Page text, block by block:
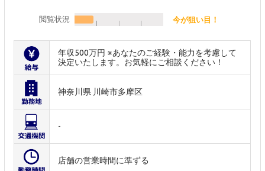
閲覧状況 今が狙い目！
年収500万円 ※あなたのご経験・能力を考慮して
決定いたします。お気軽にご相談ください！
神奈川県 川崎市多摩区
-
店舗の営業時間に準ずる